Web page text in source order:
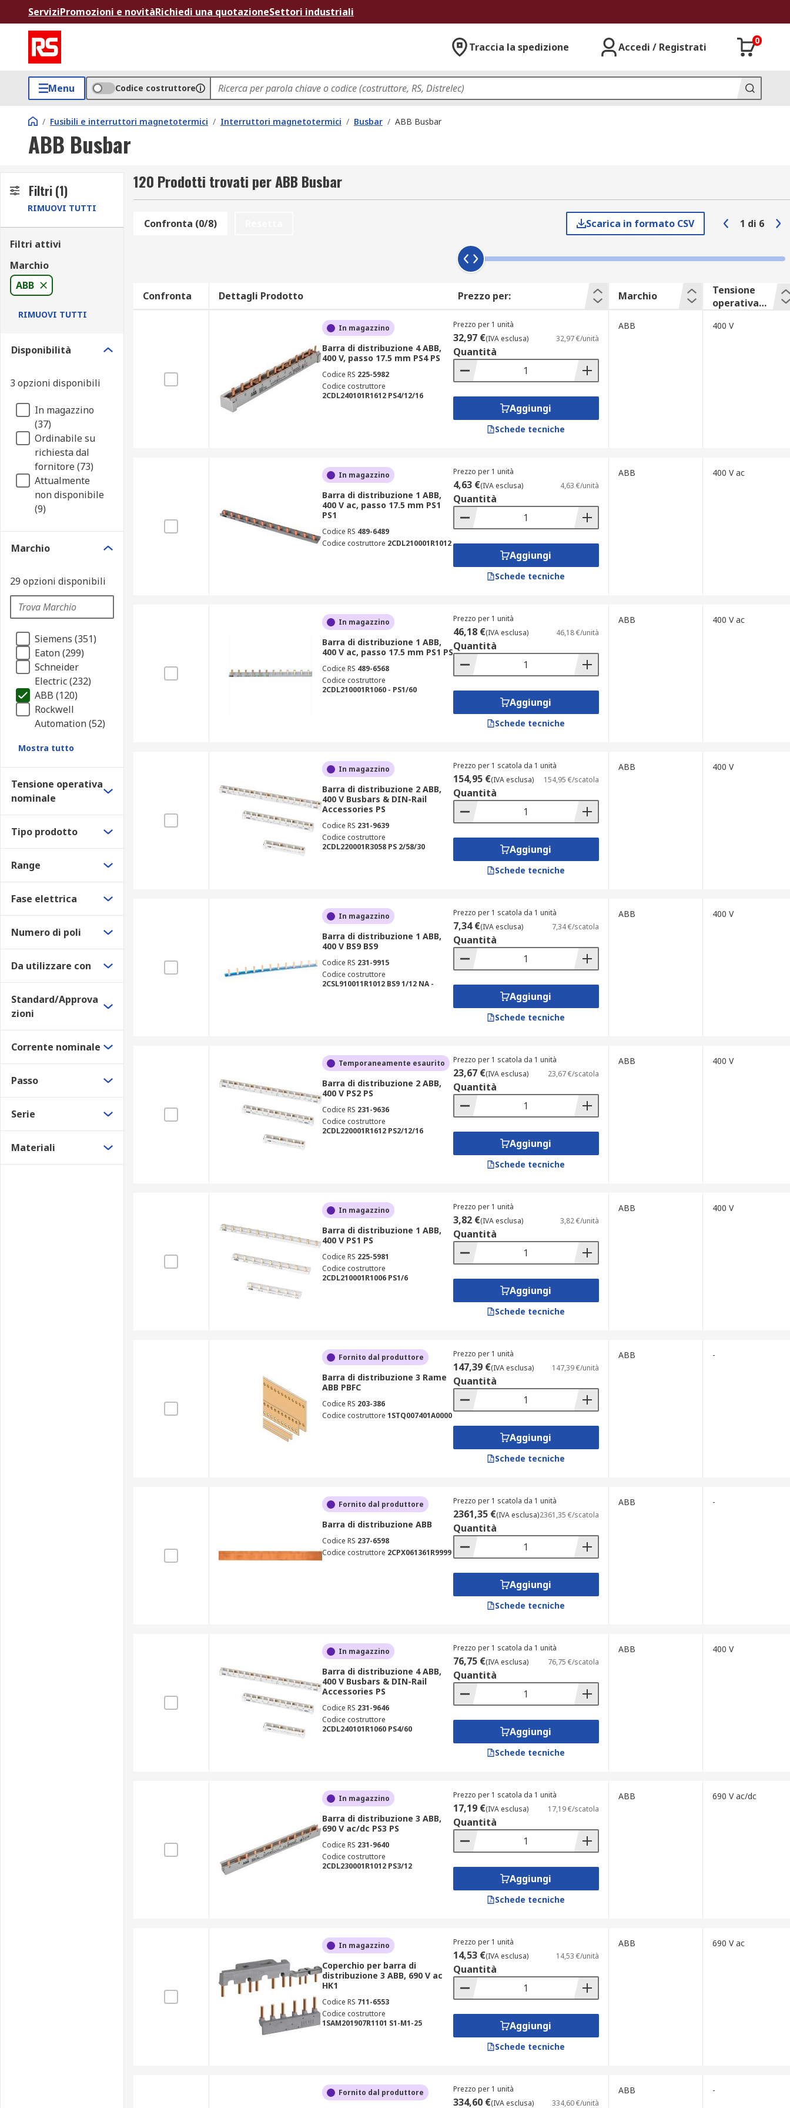
ServiziPromozioni e novitàRichiedi una quotazioneSettori industriali
Traccia la spedizione Accedi / Registrati
0
Menu Codice costruttore
/ Fusibili e interruttori magnetotermici / Interruttori magnetotermici / Busbar / ABB Busbar
ABB Busbar
Filtri (1)
RIMUOVI TUTTI
Filtri attivi
Marchio
ABB
RIMUOVI TUTTI
Disponibilità
3 opzioni disponibili
In magazzino
(37)
Ordinabile su
richiesta dal
fornitore (73)
Attualmente
non disponibile
(9)
Marchio
29 opzioni disponibili
Siemens (351)
Eaton (299)
Schneider
Electric (232)
ABB (120)
Rockwell
Automation (52)
Mostra tutto
Tensione operativa
nominale
Tipo prodotto
Range
Fase elettrica
Numero di poli
Da utilizzare con
Standard/Approva
zioni
Corrente nominale
Passo
Serie
Materiali
120 Prodotti trovati per ABB Busbar
Confronta (0/8) Scarica in formato CSV 1 di 6
Confronta Dettagli Prodotto Prezzo per: Marchio
Tensione
operativa
In magazzino
Barra di distribuzione 4 ABB,
400 V, passo 17.5 mm PS4 PS
Codice RS 225-5982
Codice costruttore
2CDL240101R1612 PS4/12/16
Prezzo per 1 unità
32,97 €(IVA esclusa) 32,97 €/unità
Quantità
Aggiungi
Schede tecniche
ABB 400 V
In magazzino
Barra di distribuzione 1 ABB,
400 V ac, passo 17.5 mm PS1
PS1
Codice RS 489-6489
Codice costruttore 2CDL210001R1012
Prezzo per 1 unità
4,63 €(IVA esclusa) 4,63 €/unità
Quantità
Aggiungi
Schede tecniche
ABB 400 V ac
In magazzino
Barra di distribuzione 1 ABB,
400 V ac, passo 17.5 mm PS1 PS
Codice RS 489-6568
Codice costruttore
2CDL210001R1060 - PS1/60
Prezzo per 1 unità
46,18 €(IVA esclusa) 46,18 €/unità
Quantità
Aggiungi
Schede tecniche
ABB 400 V ac
In magazzino
Barra di distribuzione 2 ABB,
400 V Busbars & DIN-Rail
Accessories PS
Codice RS 231-9639
Codice costruttore
2CDL220001R3058 PS 2/58/30
Prezzo per 1 scatola da 1 unità
154,95 €(IVA esclusa) 154,95 €/scatola
Quantità
Aggiungi
Schede tecniche
ABB 400 V
In magazzino
Barra di distribuzione 1 ABB,
400 V BS9 BS9
Codice RS 231-9915
Codice costruttore
2CSL910011R1012 BS9 1/12 NA -
Prezzo per 1 scatola da 1 unità
7,34 €(IVA esclusa) 7,34 €/scatola
Quantità
Aggiungi
Schede tecniche
ABB 400 V
Temporaneamente esaurito
Barra di distribuzione 2 ABB,
400 V PS2 PS
Codice RS 231-9636
Codice costruttore
2CDL220001R1612 PS2/12/16
Prezzo per 1 scatola da 1 unità
23,67 €(IVA esclusa) 23,67 €/scatola
Quantità
Aggiungi
Schede tecniche
ABB 400 V
In magazzino
Barra di distribuzione 1 ABB,
400 V PS1 PS
Codice RS 225-5981
Codice costruttore
2CDL210001R1006 PS1/6
Prezzo per 1 unità
3,82 €(IVA esclusa) 3,82 €/unità
Quantità
Aggiungi
Schede tecniche
ABB 400 V
Fornito dal produttore
Barra di distribuzione 3 Rame
ABB PBFC
Codice RS 203-386
Codice costruttore 1STQ007401A0000
Prezzo per 1 unità
147,39 €(IVA esclusa) 147,39 €/unità
Quantità
Aggiungi
Schede tecniche
ABB -
Fornito dal produttore
Barra di distribuzione ABB
Codice RS 237-6598
Codice costruttore 2CPX061361R9999
Prezzo per 1 scatola da 1 unità
2361,35 €(IVA esclusa)2361,35 €/scatola
Quantità
Aggiungi
Schede tecniche
ABB -
In magazzino
Barra di distribuzione 4 ABB,
400 V Busbars & DIN-Rail
Accessories PS
Codice RS 231-9646
Codice costruttore
2CDL240101R1060 PS4/60
Prezzo per 1 scatola da 1 unità
76,75 €(IVA esclusa) 76,75 €/scatola
Quantità
Aggiungi
Schede tecniche
ABB 400 V
In magazzino
Barra di distribuzione 3 ABB,
690 V ac/dc PS3 PS
Codice RS 231-9640
Codice costruttore
2CDL230001R1012 PS3/12
Prezzo per 1 scatola da 1 unità
17,19 €(IVA esclusa) 17,19 €/scatola
Quantità
Aggiungi
Schede tecniche
ABB 690 V ac/dc
In magazzino
Coperchio per barra di
distribuzione 3 ABB, 690 V ac
HK1
Codice RS 711-6553
Codice costruttore
1SAM201907R1101 S1-M1-25
Prezzo per 1 unità
14,53 €(IVA esclusa) 14,53 €/unità
Quantità
Aggiungi
Schede tecniche
ABB 690 V ac
Fornito dal produttore Prezzo per 1 unità
334,60 €(IVA esclusa) 334,60 €/unità
ABB -